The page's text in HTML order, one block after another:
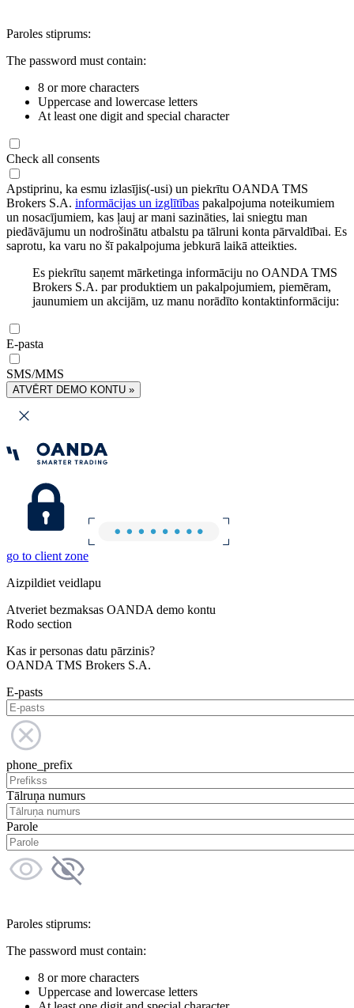
Paroles stiprums:
The password must contain:
8 or more characters
Uppercase and lowercase letters
At least one digit and special character
Check all consents
Apstiprinu, ka esmu izlasījis(-usi) un piekrītu OANDA TMS
Brokers S.A. informācijas un izglītības pakalpojuma noteikumiem
un nosacījumiem, kas ļauj ar mani sazināties, lai sniegtu man
piedāvājumu un nodrošinātu atbalstu pa tālruni konta pārvaldībai. Es
saprotu, ka varu no šī pakalpojuma jebkurā laikā atteikties.
Es piekrītu saņemt mārketinga informāciju no OANDA TMS
Brokers S.A. par produktiem un pakalpojumiem, piemēram,
jaunumiem un akcijām, uz manu norādīto kontaktinformāciju:
E-pasta
SMS/MMS
ATVĒRT DEMO KONTU »
go to client zone
Aizpildiet veidlapu
Atveriet bezmaksas OANDA demo kontu
Rodo section
Kas ir personas datu pārzinis?
OANDA TMS Brokers S.A.
E-pasts
phone_prefix
Tālruņa numurs
Parole
Paroles stiprums:
The password must contain:
8 or more characters
Uppercase and lowercase letters